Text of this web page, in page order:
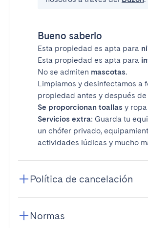
Bueno saberlo
Esta propiedad es apta para
Esta propiedad es apta para
No se admiten mascotas.
Limpiamos y desinfectamos a
propiedad antes y después
Se proporcionan toallas y
Servicios extra: Guarda tu
un chófer privado,
actividades lúdicas y mucho
Política de cancelación
Normas